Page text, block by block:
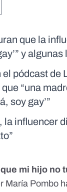
que la
y
pódcast de
“una
soy gay’”
la influencer
mi hijo no
María Pombo